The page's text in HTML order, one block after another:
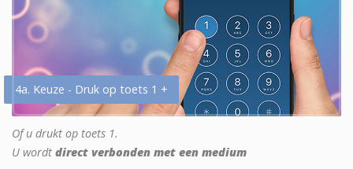
4a. Keuze - Druk op toets 1 +
Of u drukt op toets 1.
U wordt direct verbonden met een medium